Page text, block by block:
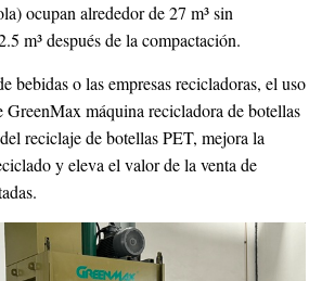
ocupan alrededor de 27 m³ sin
m³ después de la compactación.
bebidas o las empresas recicladoras, el uso
GreenMax máquina recicladora de botellas
reciclaje de botellas PET, mejora la
y eleva el valor de la venta de